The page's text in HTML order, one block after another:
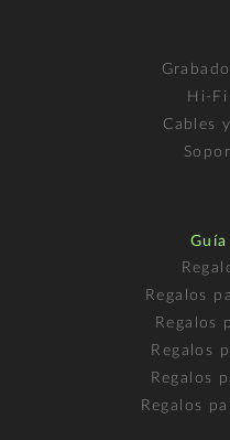
Hi-
Cables
Regalos
Regalos
Regalos
Regalos
Regalos